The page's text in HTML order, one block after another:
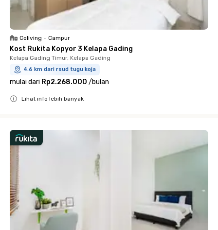
Coliving • Campur
Kost Rukita Kopyor 3 Kelapa Gading
Kelapa Gading Timur, Kelapa Gading
4.6 km dari rsud tugu koja
mulai dari Rp2.268.000 /bulan
Lihat info lebih banyak